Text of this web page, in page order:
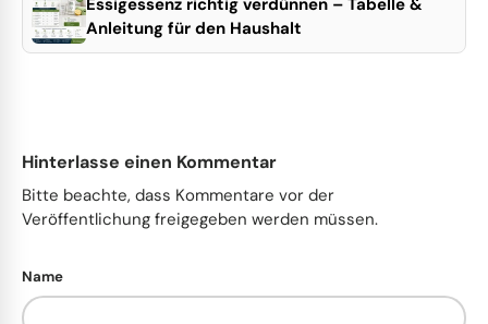
Essigessenz richtig verdünnen – Tabelle &
Anleitung für den Haushalt
Hinterlasse einen Kommentar
Bitte beachte, dass Kommentare vor der
Veröffentlichung freigegeben werden müssen.
Name